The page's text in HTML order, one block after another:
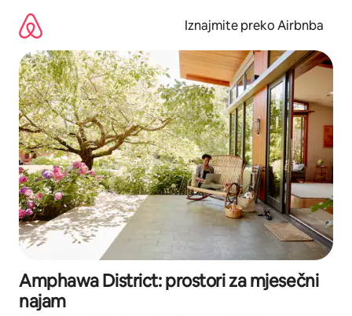
sadržaj
Iznajmite preko Airbnba
Amphawa District: prostori za mjesečni
najam